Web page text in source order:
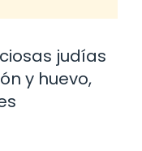
judías
y huevo,